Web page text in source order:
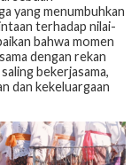
yang menumbuhkan
terhadap nilai-
bahwa momen
dengan rekan
bekerjasama,
dan kekeluargaan